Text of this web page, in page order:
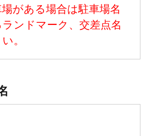
がある場合は駐車場名
ンドマーク、交差点名
。